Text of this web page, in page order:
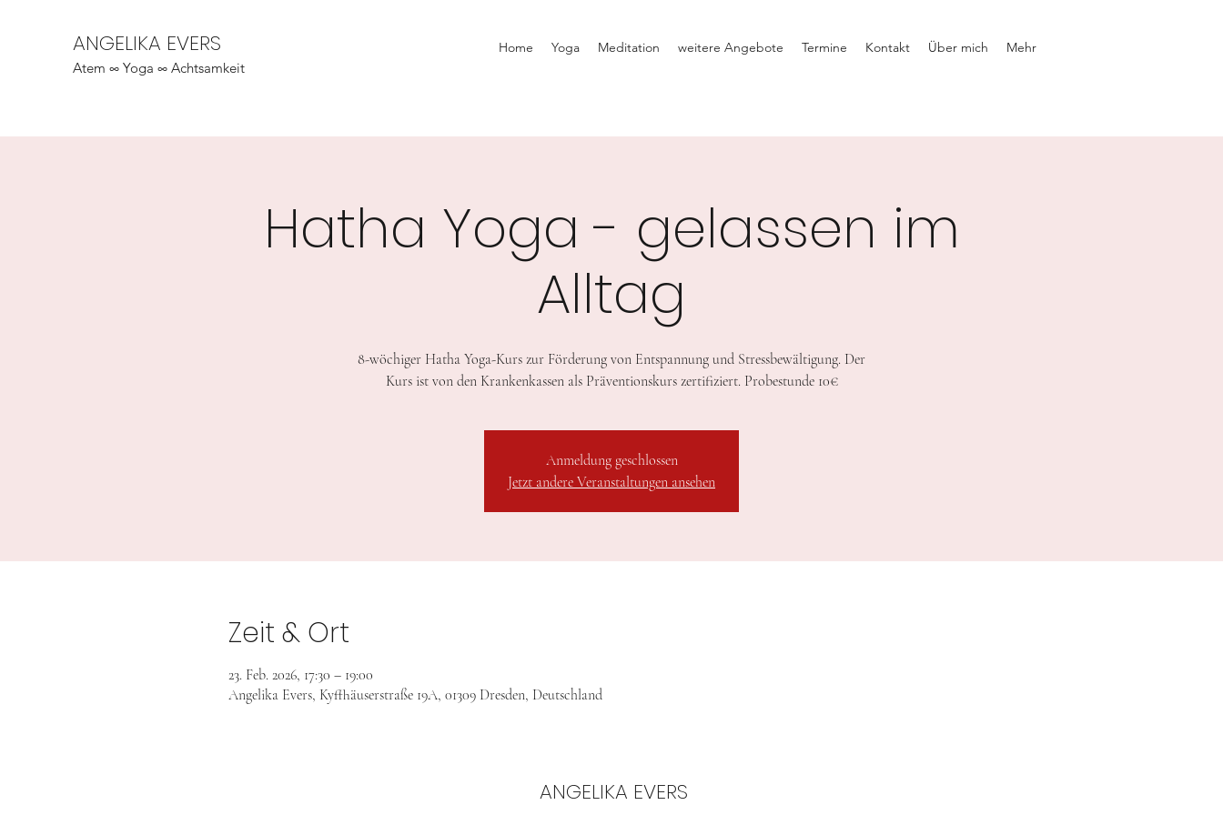
ANGELIKA EVERS
Atem ∞ Yoga ∞ Achtsamkeit
Home Yoga Meditation weitere Angebote Termine Kontakt Über mich Mehr
Hatha Yoga - gelassen im
Alltag
8-wöchiger Hatha Yoga-Kurs zur Förderung von Entspannung und Stressbewältigung. Der
Kurs ist von den Krankenkassen als Präventionskurs zertifiziert. Probestunde 10€
Anmeldung geschlossen
Jetzt andere Veranstaltungen ansehen
Zeit & Ort
23. Feb. 2026, 17:30 – 19:00
Angelika Evers, Kyffhäuserstraße 19A, 01309 Dresden, Deutschland
ANGELIKA EVERS